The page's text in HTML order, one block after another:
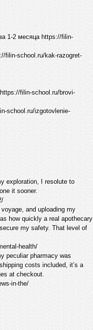
1-2 месяца https://filin-
filin-school.ru/kak-razogret-
filin-school.ru/brovi-
school.ru/izgotovlenie-
exploration, I resolute to
it sooner.
and uploading my
how quickly a real apothecary
my safety. That level of
health/
peculiar pharmacy was
costs included, it’s a
at checkout.
in-the/